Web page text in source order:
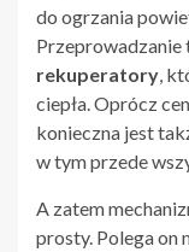
do ogrzania
Przeprowadzanie
rekuperatory ,
ciepła. Oprócz
konieczna jest
w tym przede
A zatem
prosty. Polega on